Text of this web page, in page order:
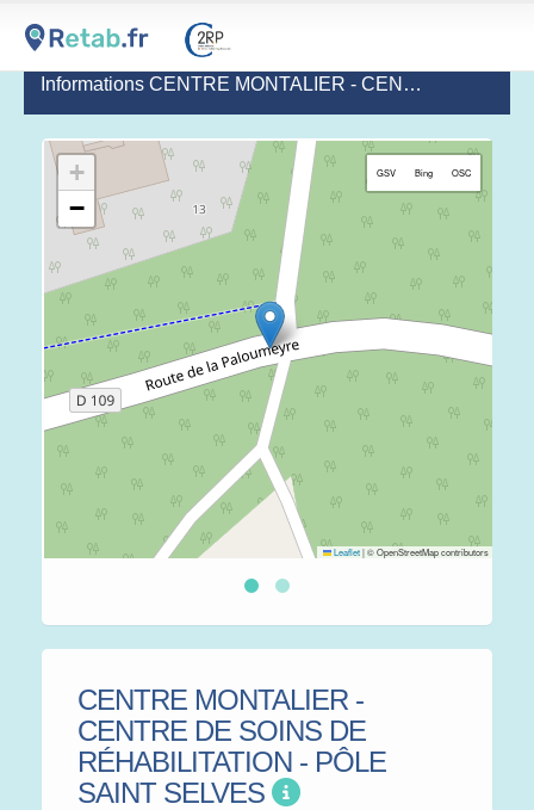
Informations CENTRE MONTALIER - CENTRE DE SOINS DE RÉHABILITATION - PÔLE SAINT SELVES
+
−
GSV Bing OSC
Leaflet|© OpenStreetMap contributors
CENTRE MONTALIER -
CENTRE DE SOINS DE
RÉHABILITATION - PÔLE
SAINT SELVES